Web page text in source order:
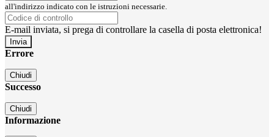
all'indirizzo indicato con le istruzioni necessarie.
E-mail inviata, si prega di controllare la casella di posta elettronica!
Errore
Chiudi
Successo
Chiudi
Informazione